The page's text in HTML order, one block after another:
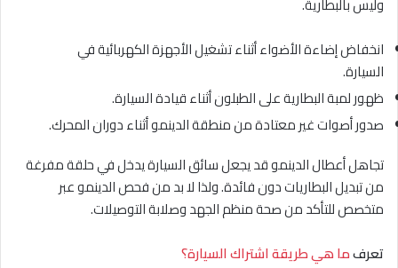
انخفاض إضاءة الأضواء أثناء تشغيل الأجهزة الكهربائية في
السيارة.
ظهور لمبة البطارية على الطبلون أثناء قيادة السيارة.
صدور أصوات غير معتادة من منطقة الدينمو أثناء دوران المحرك.
تجاهل أعطال الدينمو قد يجعل سائق السيارة يدخل في حلقة مفرغة
من تبديل البطاريات دون فائدة. ولذا لا بد من فحص الدينمو عبر
متخصص للتأكد من صحة منظم الجهد وصلابة التوصيلات.
تعرفما هي طريقة اشتراك السيارة؟